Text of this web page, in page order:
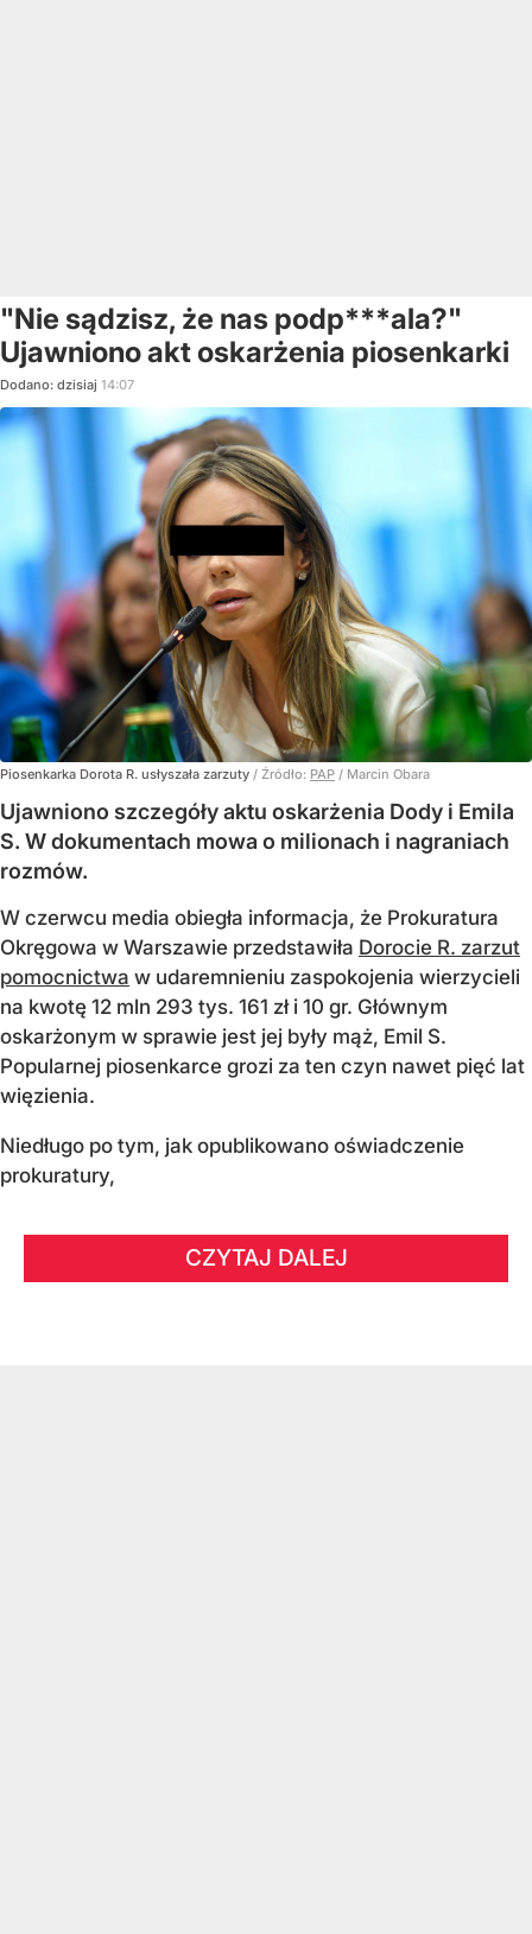
"Nie sądzisz, że nas podp***ala?"
Ujawniono akt oskarżenia piosenkarki
Dodano: dzisiaj 14:07
Piosenkarka Dorota R. usłyszała zarzuty / Źródło: PAP / Marcin Obara
Ujawniono szczegóły aktu oskarżenia Dody i Emila
S. W dokumentach mowa o milionach i nagraniach
rozmów.
W czerwcu media obiegła informacja, że Prokuratura
Okręgowa w Warszawie przedstawiła Dorocie R. zarzut
pomocnictwa w udaremnieniu zaspokojenia wierzycieli
na kwotę 12 mln 293 tys. 161 zł i 10 gr. Głównym
oskarżonym w sprawie jest jej były mąż, Emil S.
Popularnej piosenkarce grozi za ten czyn nawet pięć lat
więzienia.
Niedługo po tym, jak opublikowano oświadczenie
prokuratury,
CZYTAJ DALEJ